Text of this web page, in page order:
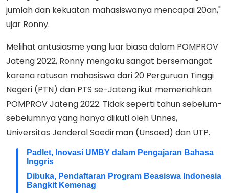
jumlah dan kekuatan mahasiswanya mencapai 20an,"
ujar Ronny.
Melihat antusiasme yang luar biasa dalam POMPROV
Jateng 2022, Ronny mengaku sangat bersemangat
karena ratusan mahasiswa dari 20 Perguruan Tinggi
Negeri (PTN) dan PTS se-Jateng ikut memeriahkan
POMPROV Jateng 2022. Tidak seperti tahun sebelum-
sebelumnya yang hanya diikuti oleh Unnes,
Universitas Jenderal Soedirman (Unsoed) dan UTP.
Padlet, Inovasi UMBY dalam Pengajaran Bahasa
Inggris
Dibuka, Pendaftaran Program Beasiswa Indonesia
Bangkit Kemenag